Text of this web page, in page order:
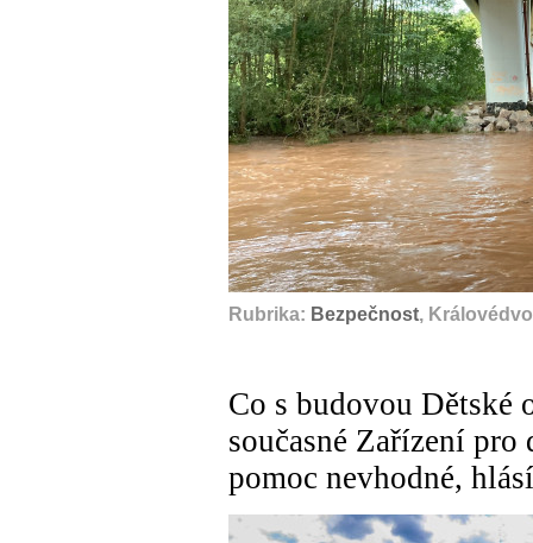
Rubrika: Bezpečnost,
Co s budovou Dětské
současné Zařízení
pomoc nevhodné,